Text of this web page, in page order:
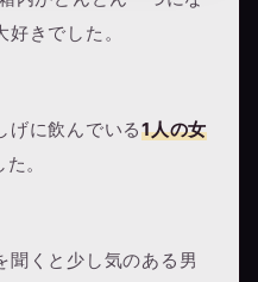
きでした。
げに飲んでいる1人の女
。
聞くと少し気のある男